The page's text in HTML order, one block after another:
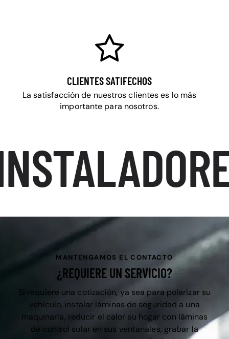
CLIENTES SATIFECHOS
La satisfacción de nuestros clientes es lo más
importante para nosotros.
MANTENGAMOS EL CONTACTO
¿REQUIERE UN SERVICIO?
Si requiere una cotización, ya sea para polarizar su
vehículo, instalar láminas de seguridad a una
maquinaría, reducir el calor su hogar con láminas
de control solar en sus ventanales, grabar la